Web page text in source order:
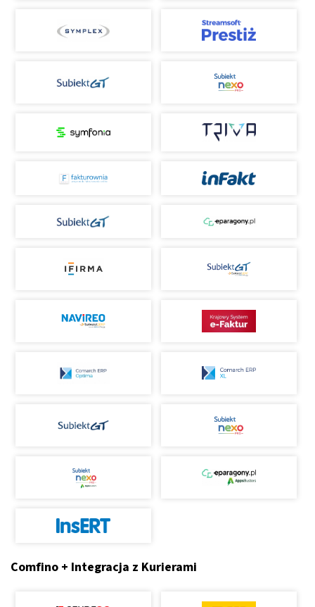
Comfino + Integracja z Kurierami